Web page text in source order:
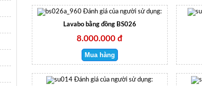
Đánh giá của người sử dụng:
Lavabo bằng đồng BS026
8.000.000 đ
Đánh giá của người sử dụng: